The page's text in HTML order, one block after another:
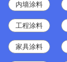
内墙涂料
工程涂料
家具涂料